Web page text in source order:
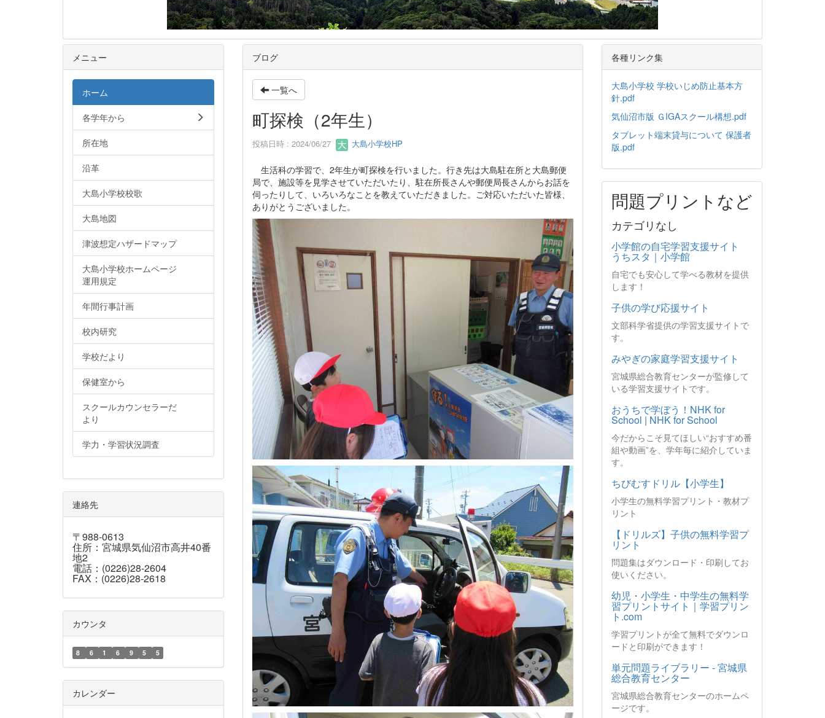
ブログ
一覧へ
町探検（2年生）
投稿日時 : 2024/06/27 大島小学校HP
生活科の学習で、2年生が町探検を行いました。行き先は大島駐在所と大島郵便
局で、施設等を見学させていただいたり、駐在所長さんや郵便局長さんからお話を
伺ったりして、いろいろなことを教えていただきました。ご対応いただいた皆様、
ありがとうございました。
メニュー
ホーム
各学年から
所在地
沿革
大島小学校校歌
大島地図
津波想定ハザードマップ
大島小学校ホームページ
運用規定
年間行事計画
校内研究
学校だより
保健室から
スクールカウンセラーだ
より
学力・学習状況調査
連絡先
〒988-0613
住所：宮城県気仙沼市高井40番
地2
電話：(0226)28-2604
FAX：(0226)28-2618
カウンタ
8 6 1 6 9 5 5
カレンダー
各種リンク集
大島小学校 学校いじめ防止基本方
針.pdf
気仙沼市版 ＧIGAスクール構想.pdf
タブレット端末貸与について 保護者
版.pdf
問題プリントなど
カテゴリなし
小学館の自宅学習支援サイト
うちスタ｜小学館
自宅でも安心して学べる教材を提供
します！
子供の学び応援サイト
文部科学省提供の学習支援サイトで
す。
みやぎの家庭学習支援サイト
宮城県総合教育センターが監修して
いる学習支援サイトです。
おうちで学ぼう！NHK for
School | NHK for School
今だからこそ見てほしい“おすすめ番
組や動画”を、学年毎に紹介していま
す。
ちびむすドリル【小学生】
小学生の無料学習プリント・教材プ
リント
【ドリルズ】子供の無料学習プ
リント
問題集はダウンロード・印刷してお
使いください。
幼児・小学生・中学生の無料学
習プリントサイト｜学習プリン
ト.com
学習プリントが全て無料でダウンロ
ードと印刷ができます！
単元問題ライブラリー - 宮城県
総合教育センター
宮城県総合教育センターのホームペ
ージです。